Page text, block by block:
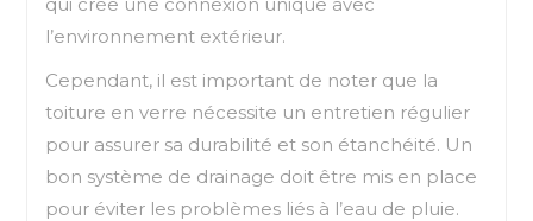
l’environnement extérieur.
Cependant, il est important de noter que la
toiture en verre nécessite un entretien régulier
pour assurer sa durabilité et son étanchéité. Un
bon système de drainage doit être mis en place
pour éviter les problèmes liés à l’eau de pluie.